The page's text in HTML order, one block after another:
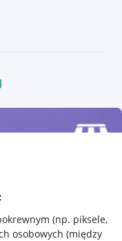
(np. piksele,
osobowych (między